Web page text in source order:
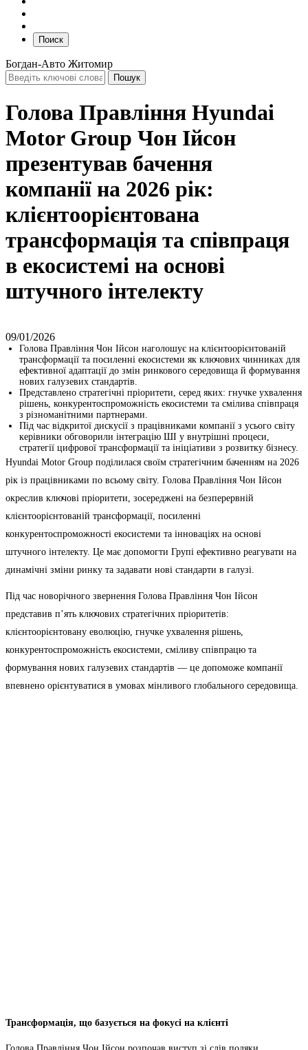
Поиск
Богдан-Авто Житомир
Голова Правління Hyundai
Motor Group Чон Ійсон
презентував бачення
компанії на 2026 рік:
клієнтоорієнтована
трансформація та співпраця
в екосистемі на основі
штучного інтелекту
09/01/2026
Голова Правління Чон Ійсон наголошує на клієнтоорієнтованій
трансформації та посиленні екосистеми як ключових чинниках для
ефективної адаптації до змін ринкового середовища й формування
нових галузевих стандартів.
Представлено стратегічні пріоритети, серед яких: гнучке ухвалення
рішень, конкурентоспроможність екосистеми та смілива співпраця
з різноманітними партнерами.
Під час відкритої дискусії з працівниками компанії з усього світу
керівники обговорили інтеграцію ШІ у внутрішні процеси,
стратегії цифрової трансформації та ініціативи з розвитку бізнесу.
Hyundai Motor Group поділилася своїм стратегічним баченням на 2026
рік із працівниками по всьому світу. Голова Правління Чон Ійсон
окреслив ключові пріоритети, зосереджені на безперервній
клієнтоорієнтованій трансформації, посиленні
конкурентоспроможності екосистеми та інноваціях на основі
штучного інтелекту. Це має допомогти Групі ефективно реагувати на
динамічні зміни ринку та задавати нові стандарти в галузі.
Під час новорічного звернення Голова Правління Чон Ійсон
представив п’ять ключових стратегічних пріоритетів:
клієнтоорієнтовану еволюцію, гнучке ухвалення рішень,
конкурентоспроможність екосистеми, сміливу співпрацю та
формування нових галузевих стандартів — це допоможе компанії
впевнено орієнтуватися в умовах мінливого глобального середовища.
Трансформація, що базується на фокусі на клієнті